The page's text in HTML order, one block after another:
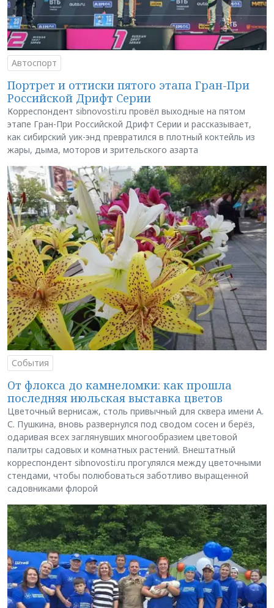
Автоспорт
Портрет и оттиски пятого этапа Гран-При
Российской Дрифт Серии
Корреспондент sibnovosti.ru провёл выходные на пятом
этапе Гран-При Российской Дрифт Серии и рассказывает,
как сибирский уик-энд превратился в плотный коктейль из
жары, дыма, моторов и зрительского азарта
События
От флокса до камнеломки: как прошла
последняя июльская выставка цветов
Цветочный вернисаж, столь привычный для сквера имени А.
С. Пушкина, вновь развернулся под сводом сосен и берёз,
одаривая всех заглянувших многообразием цветовой
палитры садовых и комнатных растений. Внештатный
корреспондент sibnovosti.ru прогулялся между цветочными
стендами, чтобы полюбоваться заботливо выращенной
садовниками флорой